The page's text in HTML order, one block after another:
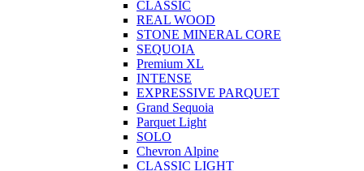
CLASSIC
REAL WOOD
STONE MINERAL CORE
SEQUOIA
Premium XL
INTENSE
EXPRESSIVE PARQUET
Grand Sequoia
Parquet Light
SOLO
Chevron Alpine
CLASSIC LIGHT